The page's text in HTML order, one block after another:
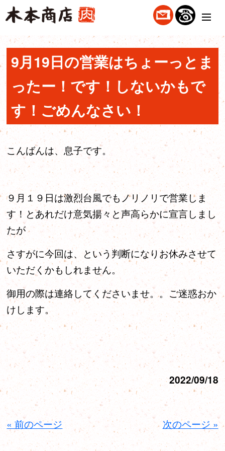
9月19日の営業はちょーっとま
ったー！です！しないかもで
す！ごめんなさい！
こんばんは、息子です。
９月１９日は激烈台風でもノリノリで営業しま
す！とあれだけ意気揚々と声高らかに宣言しまし
たが
さすがに今回は、という判断になりお休みさせて
いただくかもしれません。
御用の際は連絡してくださいませ。。ご迷惑おか
けします。
2022/09/18
« 前のページ 次のページ »